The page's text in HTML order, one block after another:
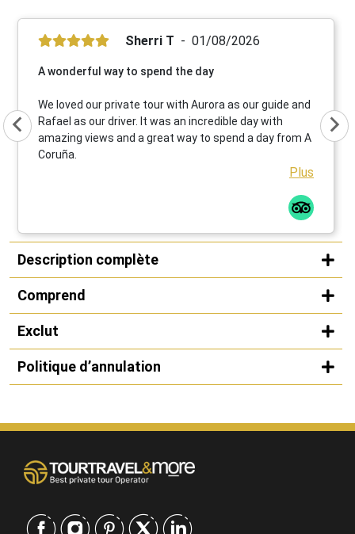
Sherri T 01/08/2026
A wonderful way to spend the day
We loved our private tour with Aurora as our guide and
Rafael as our driver. It was an incredible day with
amazing views and a great way to spend a day from A
Coruña.
Plus
Description complète
Comprend
Exclut
Politique d’annulation